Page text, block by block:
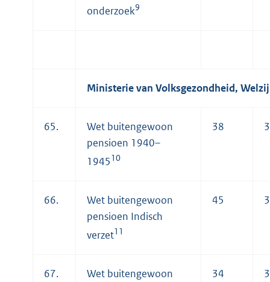
onderzoek9
Ministerie van Volksgezondheid,
65.
Wet buitengewoon
pensioen 1940–
194510
38 3
66.
Wet buitengewoon
pensioen Indisch
verzet11
45 3
67.
Wet buitengewoon
34 3